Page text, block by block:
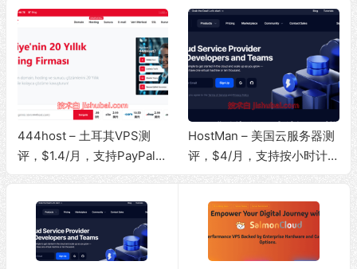
际带宽@无限流量
444host – 土耳其VPS测
评，$1.4/月，支持PayPal付
HostMan – 美国云服务器测
评，$4/月，支持按小时计